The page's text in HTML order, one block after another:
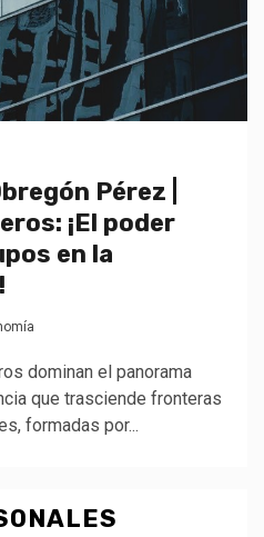
Pérez |
¡El poder
en la
dominan el panorama
que trasciende fronteras
formadas por...